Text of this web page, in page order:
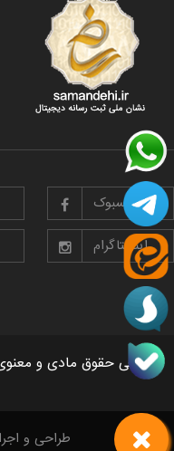
فیسبوک
اینستاگرام
تمامی حقوق مادی و
طراحی و